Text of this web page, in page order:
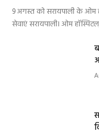
9 अगस्त को सरायपाली के ओम
सेवाएं सरायपाली। ओम